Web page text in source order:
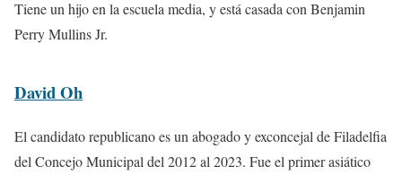
Tiene un hijo en la escuela media, y está casada con Benjamin
Perry Mullins Jr.
David Oh
El candidato republicano es un abogado y exconcejal de Filadelfia
del Concejo Municipal del 2012 al 2023. Fue el primer asiático